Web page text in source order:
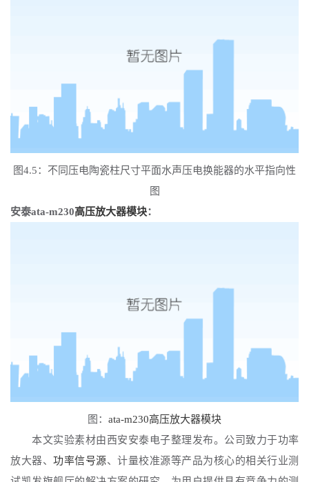
图4.5：不同压电陶瓷柱尺寸平面水声压电换能器的水平指向性
图
安泰ata-m230高压放大器模块：
图： ata-m230高压放大器模块
本文实验素材由西安安泰电子整理发布。公司致力于功率
放大器、 功率信号源、计量校准源等产品为核心的相关行业测